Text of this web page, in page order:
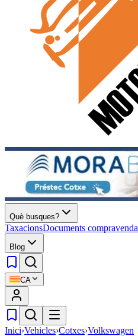
Què busques?
TaxacionsDocuments compravenda
Blog
CA
Inici›Vehicles›Cotxes›Volkswagen